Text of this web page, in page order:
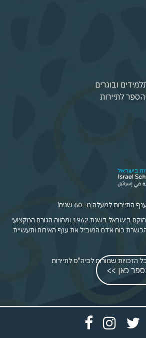
ובוגרים
לתיירות
למעלה מ- 60 שנים!
בית הספר הארצי לתיירות הוקם בישראל בשנת 1962 ומהווה הגורם המקצועי
כוח אדם המוביל את ענף האירוח ותעשיית
כאן >>
כל הזכויות שמורות לביה"ס לתיירות
פתחפתח